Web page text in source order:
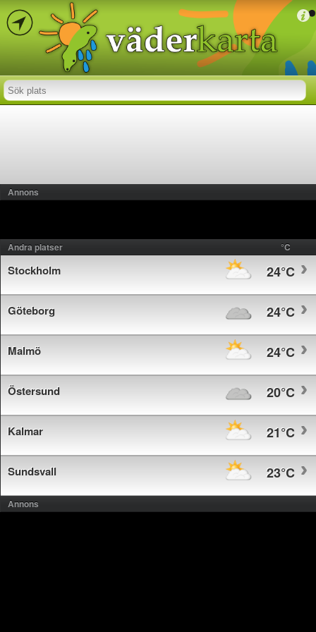
Annons
Andra platser °C
24°C
Stockholm
24°C
Göteborg
24°C
Malmö
20°C
Östersund
21°C
Kalmar
23°C
Sundsvall
Annons